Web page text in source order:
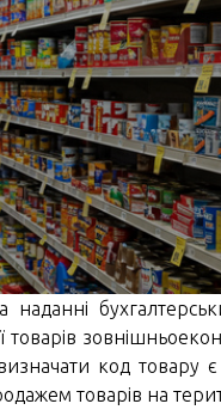
товарів
код товару
товарів на